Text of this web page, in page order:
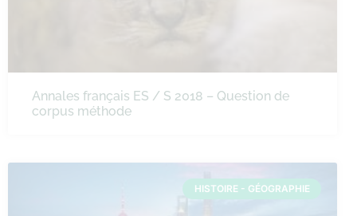
Annales français ES / S 2018 – Question de
corpus méthode
HISTOIRE - GÉOGRAPHIE